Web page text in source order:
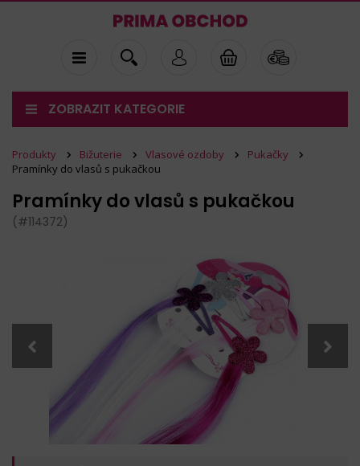
ZOBRAZIT KATEGORIE
Produkty Bižuterie Vlasové ozdoby
Pukačky
Pramínky do vlasů s pukačkou
Pramínky do vlasů s pukačkou
(#114372)